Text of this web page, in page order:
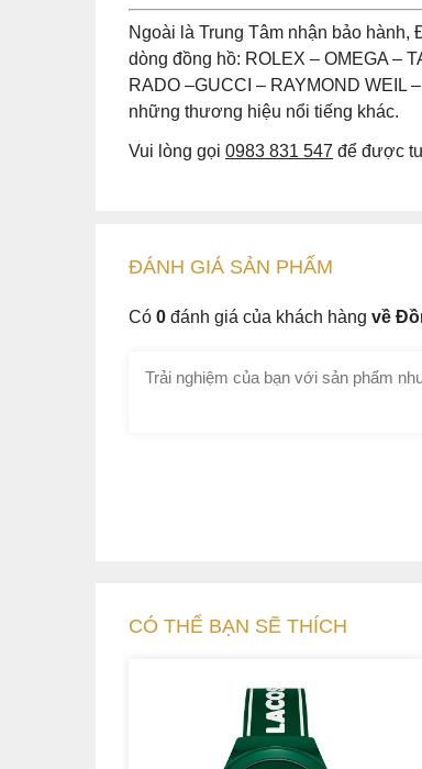
Ngoài là Trung Tâm nhận bảo
dòng đồng hồ: ROLEX – OMEGA –
RADO –GUCCI – RAYMOND WEIL
những thương hiệu nổi tiếng khác.
Vui lòng gọi 0983 831 547 để được
ĐÁNH GIÁ SẢN PHẤM
Có 0 đánh giá của khách hàng về
CÓ THỂ BẠN SẼ THÍCH